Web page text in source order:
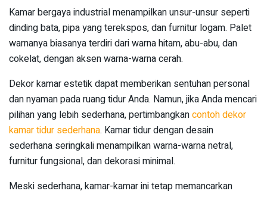
Kamar bergaya industrial menampilkan unsur-unsur seperti
dinding bata, pipa yang terekspos, dan furnitur logam. Palet
warnanya biasanya terdiri dari warna hitam, abu-abu, dan
cokelat, dengan aksen warna-warna cerah.
Dekor kamar estetik dapat memberikan sentuhan personal
dan nyaman pada ruang tidur Anda. Namun, jika Anda mencari
pilihan yang lebih sederhana, pertimbangkancontoh dekor
kamar tidur sederhana. Kamar tidur dengan desain
sederhana seringkali menampilkan warna-warna netral,
furnitur fungsional, dan dekorasi minimal.
Meski sederhana, kamar-kamar ini tetap memancarkan